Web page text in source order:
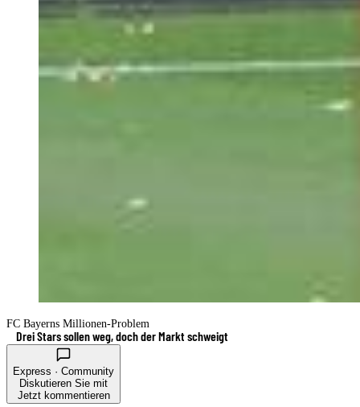
FC Bayerns Millionen-Problem
Drei Stars sollen weg, doch der Markt schweigt
Express · Community
Diskutieren Sie mit
Jetzt kommentieren